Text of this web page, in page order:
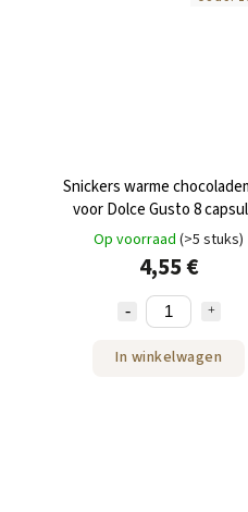
Snickers warme
voor Dolce Gusto 8
Op voorraad (>5 stuks)
4,55 €
In winkelwagen